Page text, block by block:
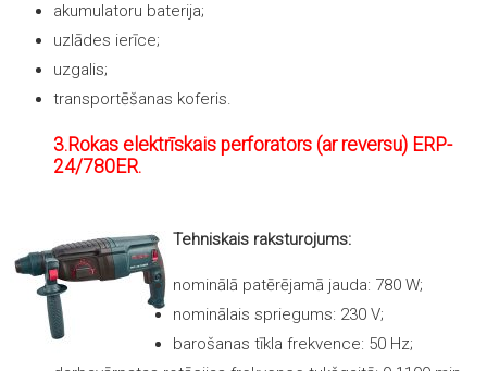
akumulatoru baterija;
uzlādes ierīce;
uzgalis;
transportēšanas koferis.
3.Rokas elektrīskais perforators (ar reversu) ERP-
24/780ER.
Tehniskais raksturojums:
nominālā patērējamā jauda: 780 W;
nominālais spriegums: 230 V;
barošanas tīkla frekvence: 50 Hz;